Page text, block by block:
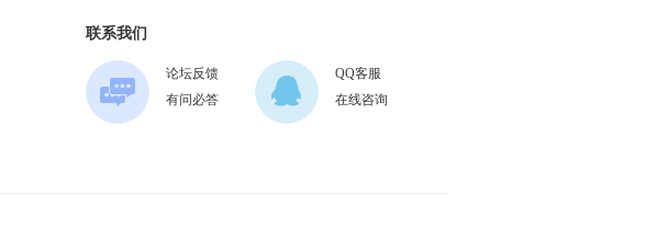
联系我们
论坛反馈
有问必答
QQ客服
在线咨询